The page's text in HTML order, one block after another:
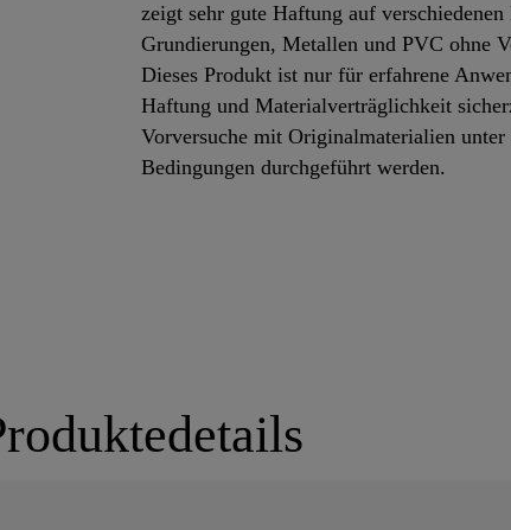
zeigt sehr gute Haftung auf verschiedenen
Grundierungen, Metallen und PVC ohne
Dieses Produkt ist nur für erfahrene
Haftung und Materialverträglichkeit
Vorversuche mit Originalmaterialien
Bedingungen durchgeführt werden.